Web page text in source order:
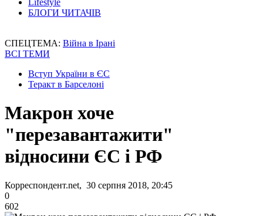
Lifestyle
БЛОГИ ЧИТАЧІВ
СПЕЦТЕМА: Війна в Ірані
ВСІ ТЕМИ
Вступ України в ЄС
Теракт в Барселоні
Макрон хоче
"перезавантажити"
відносини ЄС і РФ
Корреспондент.net, 30 серпня 2018, 20:45
0
602